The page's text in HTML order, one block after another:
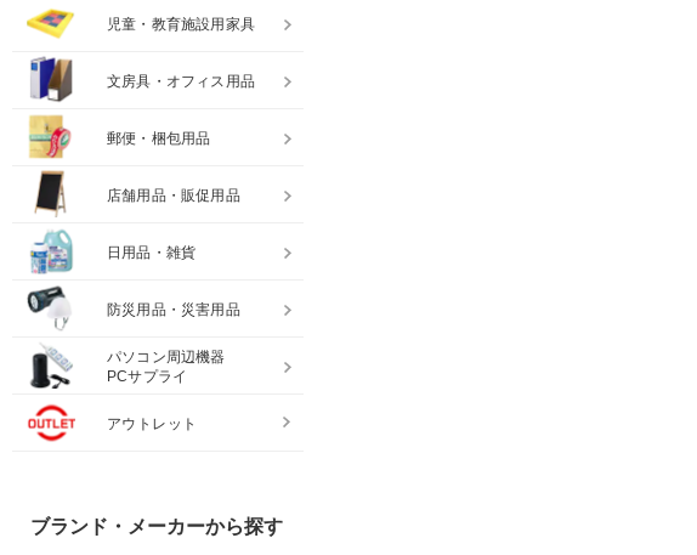
児童・教育施設用家具
文房具・オフィス用品
郵便・梱包用品
店舗用品・販促用品
日用品・雑貨
防災用品・災害用品
パソコン周辺機器
PCサプライ
アウトレット
ブランド・メーカーから探す